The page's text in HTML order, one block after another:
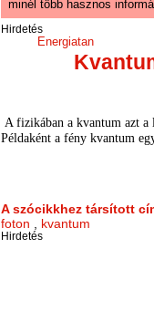
minél több hasznos
Hirdetés
Energiatan
A fizikában a kvantum azt
Példaként a fény kvantum
A szócikkhez társított
foton , kvantum
Hirdetés